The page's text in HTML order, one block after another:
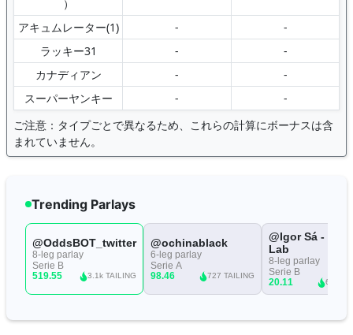
）
アキュムレーター(1) -
-
ラッキー31
-
-
カナディアン
-
-
スーパーヤンキー
-
-
ご注意：タイプごとで異なるため、これらの計算にボーナスは含
まれていません。